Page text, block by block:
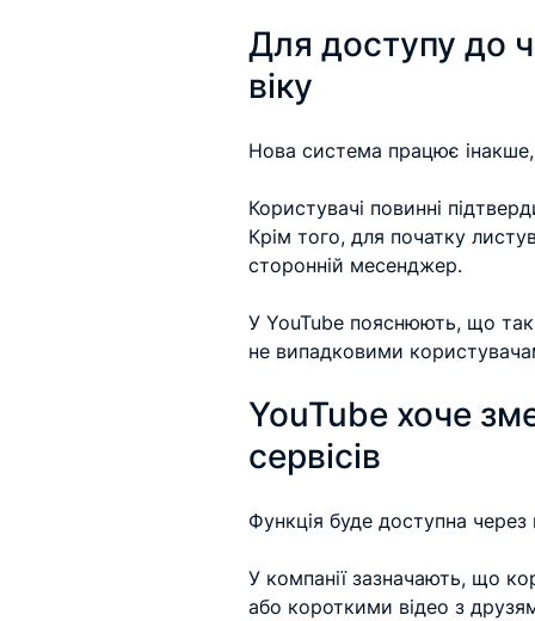
Для доступу до
віку
Нова система працює
Користувачі повинні
Крім того, для початку
сторонній месенджер.
У YouTube пояснюють, що
не випадковими
YouTube хоче
сервісів
Функція буде доступна
У компанії зазначають, що
або короткими відео з